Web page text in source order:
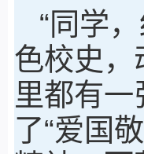
“同学
色校史，
里都有
了“爱国